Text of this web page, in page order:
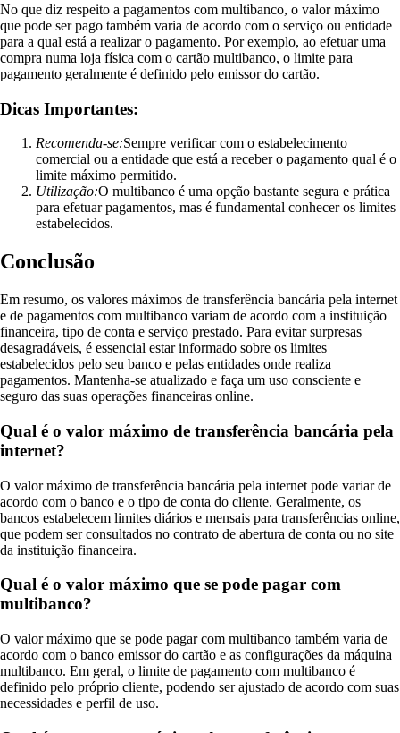
No que diz respeito a pagamentos com multibanco, o valor máximo
que pode ser pago também varia de acordo com o serviço ou entidade
para a qual está a realizar o pagamento. Por exemplo, ao efetuar uma
compra numa loja física com o cartão multibanco, o limite para
pagamento geralmente é definido pelo emissor do cartão.
Dicas Importantes:
Recomenda-se:Sempre verificar com o estabelecimento
comercial ou a entidade que está a receber o pagamento qual é o
limite máximo permitido.
Utilização:O multibanco é uma opção bastante segura e prática
para efetuar pagamentos, mas é fundamental conhecer os limites
estabelecidos.
Conclusão
Em resumo, os valores máximos de transferência bancária pela internet
e de pagamentos com multibanco variam de acordo com a instituição
financeira, tipo de conta e serviço prestado. Para evitar surpresas
desagradáveis, é essencial estar informado sobre os limites
estabelecidos pelo seu banco e pelas entidades onde realiza
pagamentos. Mantenha-se atualizado e faça um uso consciente e
seguro das suas operações financeiras online.
Qual é o valor máximo de transferência bancária pela
internet?
O valor máximo de transferência bancária pela internet pode variar de
acordo com o banco e o tipo de conta do cliente. Geralmente, os
bancos estabelecem limites diários e mensais para transferências online,
que podem ser consultados no contrato de abertura de conta ou no site
da instituição financeira.
Qual é o valor máximo que se pode pagar com
multibanco?
O valor máximo que se pode pagar com multibanco também varia de
acordo com o banco emissor do cartão e as configurações da máquina
multibanco. Em geral, o limite de pagamento com multibanco é
definido pelo próprio cliente, podendo ser ajustado de acordo com suas
necessidades e perfil de uso.